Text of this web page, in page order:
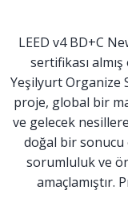
LEED v4 BD+C
sertifikası
Yeşilyurt Organize
proje, global bir
ve gelecek
doğal bir
sorumluluk ve
amaçlamıştır.